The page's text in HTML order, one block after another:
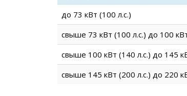
до 73 кВт (100 л.с.)
свыше 73 кВт (100 л.с.) до 100
свыше 100 кВт (140 л.с.) до 145
свыше 145 кВт (200 л.с.) до 220